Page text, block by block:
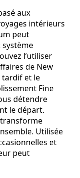
aux
intérieurs
peut
l’utiliser
de New
tardif et le
Fine
détendre
le départ.
Utilisée
et
peut